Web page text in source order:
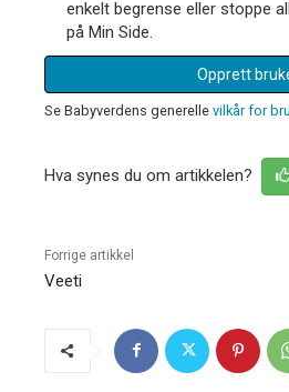
enkelt begrense eller stoppe
på Min Side.
Opprett
Se Babyverdens generelle vilkår for
Hva synes du om artikkelen?
Forrige artikkel
Veeti